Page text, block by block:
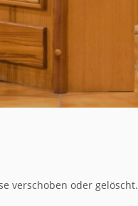
verschoben oder gelöscht.